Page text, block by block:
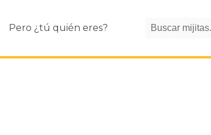
Pero ¿tú quién eres?
Buscar mijitas